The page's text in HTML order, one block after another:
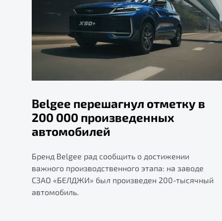
Belgee перешагнул отметку в
200 000 произведенных
автомобилей
Бренд Belgee рад сообщить о достижении
важного производственного этапа: на заводе
СЗАО «БЕЛДЖИ» был произведен 200-тысячный
автомобиль.